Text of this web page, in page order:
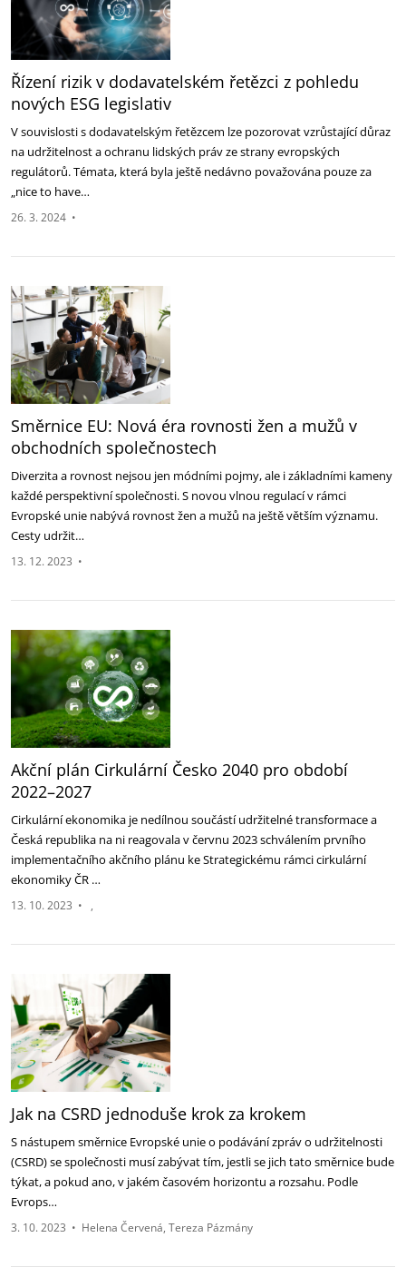
Řízení rizik v dodavatelském řetězci z pohledu
nových ESG legislativ
V souvislosti s dodavatelským řetězcem lze pozorovat vzrůstající důraz
na udržitelnost a ochranu lidských práv ze strany evropských
regulátorů. Témata, která byla ještě nedávno považována pouze za
„nice to have…
26. 3. 2024 •
Směrnice EU: Nová éra rovnosti žen a mužů v
obchodních společnostech
Diverzita a rovnost nejsou jen módními pojmy, ale i základními kameny
každé perspektivní společnosti. S novou vlnou regulací v rámci
Evropské unie nabývá rovnost žen a mužů na ještě větším významu.
Cesty udržit…
13. 12. 2023 •
Akční plán Cirkulární Česko 2040 pro období
2022–2027
Cirkulární ekonomika je nedílnou součástí udržitelné transformace a
Česká republika na ni reagovala v červnu 2023 schválením prvního
implementačního akčního plánu ke Strategickému rámci cirkulární
ekonomiky ČR …
13. 10. 2023 •
Jak na CSRD jednoduše krok za krokem
S nástupem směrnice Evropské unie o podávání zpráv o udržitelnosti
(CSRD) se společnosti musí zabývat tím, jestli se jich tato směrnice bude
týkat, a pokud ano, v jakém časovém horizontu a rozsahu. Podle
Evrops…
3. 10. 2023 • Helena Červená Tereza Pázmány